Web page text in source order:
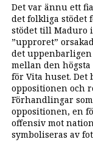
Det var ännu ett
det folkliga stödet
stödet till Maduro
”upproret”
det
mellan den
för Vita huset. Det
oppositionen och
Förhandlingar
oppositionen, en
offensiv mot
symboliseras av